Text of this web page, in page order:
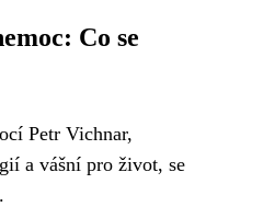
Co se
Petr Vichnar,
a vášní pro život, se